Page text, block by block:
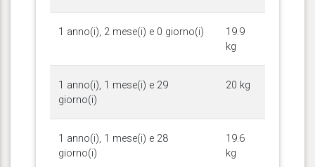
1 anno(i), 2 mese(i) e 0 giorno(i)
19.9
kg
1 anno(i), 1 mese(i) e 29
giorno(i)
20 kg
1 anno(i), 1 mese(i) e 28
giorno(i)
19.6
kg